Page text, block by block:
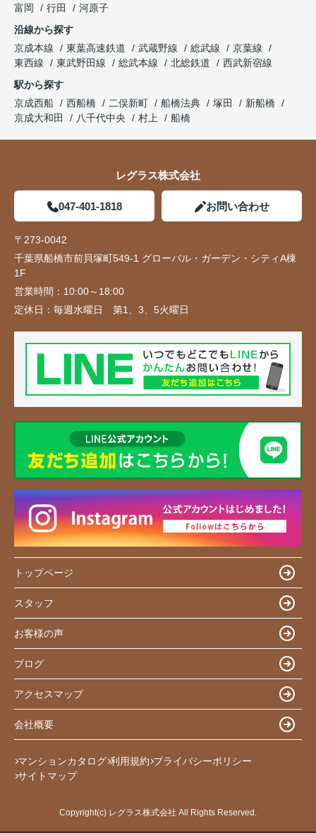
富岡
行田
河原子
沿線から探す
京成本線
東葉高速鉄道 武蔵野線 総武線
京葉線
東西線
東武野田線 総武本線 北総鉄道
西武新宿線
駅から探す
京成西船
西船橋 二俣新町 船橋法典 塚田
新船橋
京成大和田
八千代中央 村上 船橋
レグラス株式会社
047-401-1818 お問い合わせ
〒273-0042
千葉県船橋市前貝塚町549-1 グローバル・ガーデン・シティA棟
1F
営業時間： 10:00～18:00
定休日： 毎週水曜日 第1、3、5火曜日
トップページ
スタッフ
お客様の声
ブログ
アクセスマップ
会社概要
マンションカタログ 利用規約 プライバシーポリシー
サイトマップ
Copyright(c) レグラス株式会社 All Rights Reserved.